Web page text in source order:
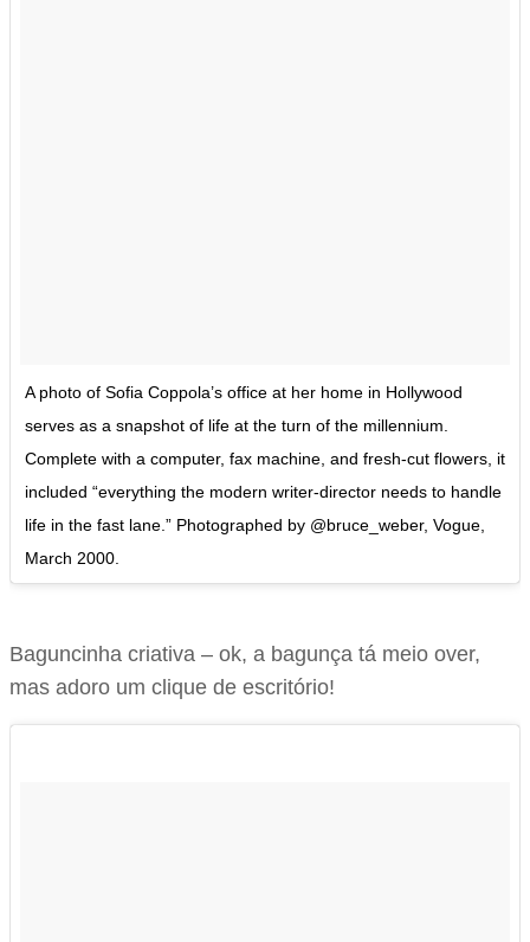
A photo of Sofia Coppola’s office at her home in Hollywood
serves as a snapshot of life at the turn of the millennium.
Complete with a computer, fax machine, and fresh-cut flowers, it
included “everything the modern writer-director needs to handle
life in the fast lane.” Photographed by @bruce_weber, Vogue,
March 2000.
Baguncinha criativa – ok, a bagunça tá meio over,
mas adoro um clique de escritório!